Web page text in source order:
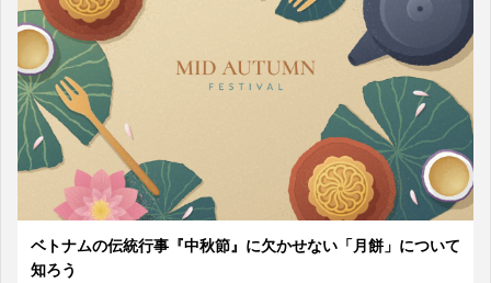
ベトナムの伝統行事『中秋節』に欠かせない「月餅」について
知ろう